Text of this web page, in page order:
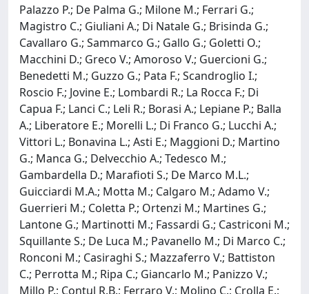
Palazzo P.; De Palma G.; Milone M.; Ferrari G.;
Magistro C.; Giuliani A.; Di Natale G.; Brisinda G.;
Cavallaro G.; Sammarco G.; Gallo G.; Goletti O.;
Macchini D.; Greco V.; Amoroso V.; Guercioni G.;
Benedetti M.; Guzzo G.; Pata F.; Scandroglio I.;
Roscio F.; Jovine E.; Lombardi R.; La Rocca F.; Di
Capua F.; Lanci C.; Leli R.; Borasi A.; Lepiane P.; Balla
A.; Liberatore E.; Morelli L.; Di Franco G.; Lucchi A.;
Vittori L.; Bonavina L.; Asti E.; Maggioni D.; Martino
G.; Manca G.; Delvecchio A.; Tedesco M.;
Gambardella D.; Marafioti S.; De Marco M.L.;
Guicciardi M.A.; Motta M.; Calgaro M.; Adamo V.;
Guerrieri M.; Coletta P.; Ortenzi M.; Martines G.;
Lantone G.; Martinotti M.; Fassardi G.; Castriconi M.;
Squillante S.; De Luca M.; Pavanello M.; Di Marco C.;
Ronconi M.; Casiraghi S.; Mazzaferro V.; Battiston
C.; Perrotta M.; Ripa C.; Giancarlo M.; Panizzo V.;
Millo P.; Contul R.B.; Ferraro V.; Molino C.; Crolla E.;